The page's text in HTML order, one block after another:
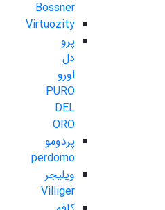
Bossner
Virtuozity
پرو
دل
اورو
PURO
DEL
ORO
پردومو
perdomo
ویلیجر
Villiger